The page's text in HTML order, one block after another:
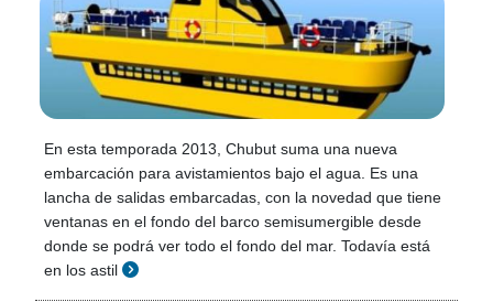
En esta temporada 2013, Chubut suma una nueva
embarcación para avistamientos bajo el agua. Es una
lancha de salidas embarcadas, con la novedad que tiene
ventanas en el fondo del barco semisumergible desde
donde se podrá ver todo el fondo del mar. Todavía está
en los astil